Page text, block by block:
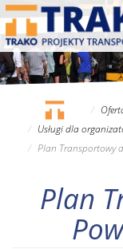
Przejdź
treści
Usługi dla
Plan Transportowy
Plan